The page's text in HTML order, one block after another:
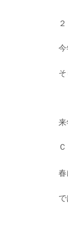
今
来
春